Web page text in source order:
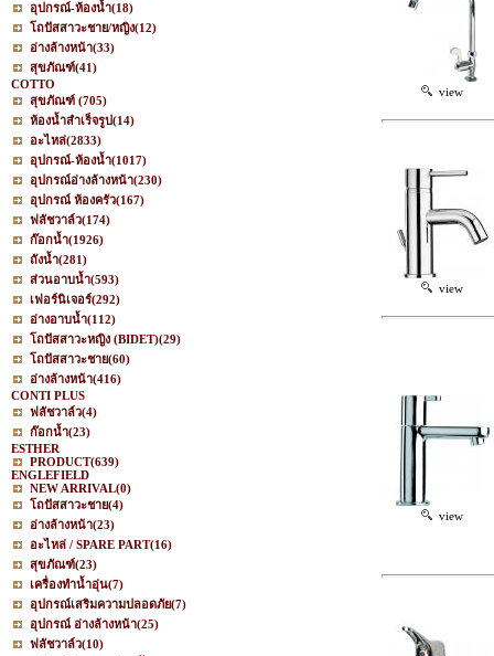
อุปกรณ์-ห้องน้ำ(18)
โถปัสสาวะชาย/หญิง(12)
อ่างล้างหน้า(33)
สุขภัณฑ์(41)
COTTO
สุขภัณฑ์ (705)
ห้องน้ำสำเร็จรูป(14)
อะไหล่(2833)
อุปกรณ์-ห้องน้ำ(1017)
อุปกรณ์อ่างล้างหน้า(230)
อุปกรณ์ ห้องครัว(167)
ฟลัชวาล์ว(174)
ก๊อกน้ำ(1926)
ถังน้ำ(281)
ส่วนอาบน้ำ(593)
เฟอร์นิเจอร์(292)
อ่างอาบน้ำ(112)
โถปัสสาวะหญิง (BIDET)(29)
โถปัสสาวะชาย(60)
อ่างล้างหน้า(416)
CONTI PLUS
ฟลัชวาล์ว(4)
ก๊อกน้ำ(23)
ESTHER
PRODUCT(639)
ENGLEFIELD
NEW ARRIVAL(0)
โถปัสสาวะชาย(4)
อ่างล้างหน้า(23)
อะไหล่ / SPARE PART(16)
สุขภัณฑ์(23)
เครื่องทำน้ำอุ่น(7)
อุปกรณ์เสริมความปลอดภัย(7)
อุปกรณ์ อ่างล้างหน้า(25)
ฟลัชวาล์ว(10)
view
view
view